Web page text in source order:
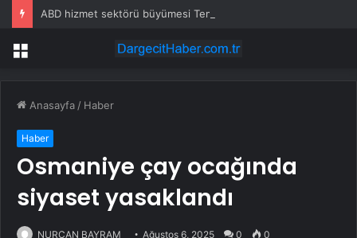
Menü
Anasayfa / Haber
Haber
Osmaniye çay ocağında
siyaset yasaklandı
NURCAN BAYRAM Ağustos 6, 2025 0 0